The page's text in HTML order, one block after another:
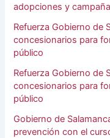
adopciones y
Refuerza Gobierno de
concesionarios para
público
Refuerza Gobierno de
concesionarios para
público
Gobierno de
prevención con el